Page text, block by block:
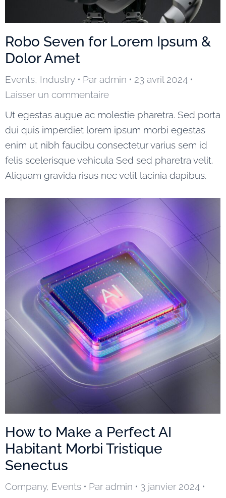
Robo Seven for Lorem Ipsum &
Dolor Amet
Events, Industry Par admin
23 avril 2024
Laisser un commentaire
Ut egestas augue ac molestie pharetra. Sed porta
dui quis imperdiet lorem ipsum morbi egestas
enim ut nibh faucibu consectetur varius sem id
felis scelerisque vehicula Sed sed pharetra velit.
Aliquam gravida risus nec velit lacinia dapibus.
How to Make a Perfect AI
Habitant Morbi Tristique
Senectus
Company, Events Par admin
3 janvier 2024